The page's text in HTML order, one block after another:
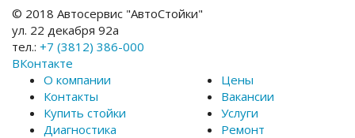
© 2018 Автосервис "АвтоСтойки"
ул. 22 декабря 92а
тел.: +7 (3812) 386-000
ВКонтакте
О компании
Контакты
Купить стойки
Диагностика
Цены
Вакансии
Услуги
Ремонт